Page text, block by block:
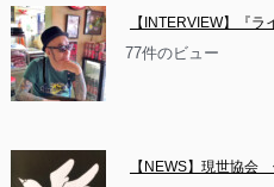
【INTERVIEW】『
77件のビュー
【NEWS】現世協会